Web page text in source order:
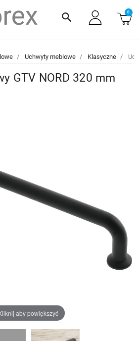
search 0
Uchwyty meblowe Klasyczne
GTV NORD 320 mm
aby powiększyć